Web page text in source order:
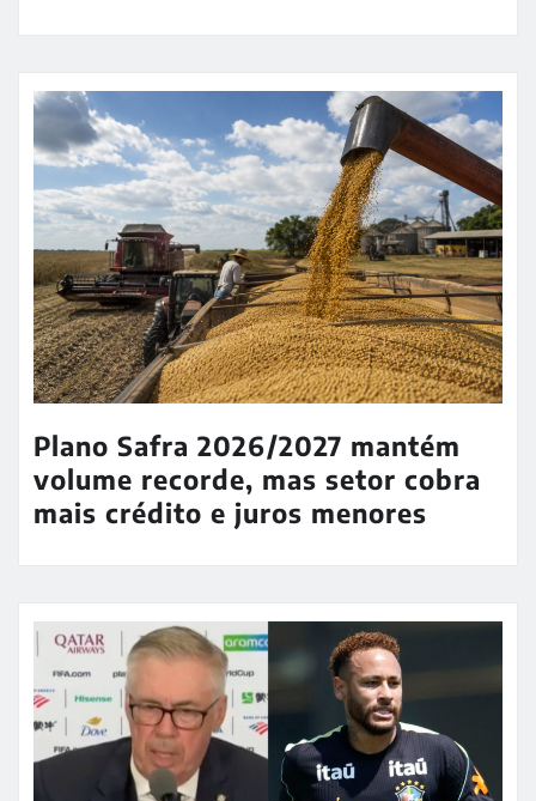
Plano Safra 2026/2027 mantém
volume recorde, mas setor cobra
mais crédito e juros menores